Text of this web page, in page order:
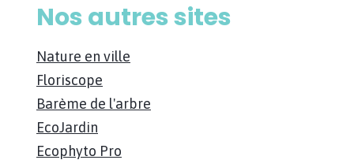
Nos autres sites
Nature en ville
Floriscope
Barème de l'arbre
EcoJardin
Ecophyto Pro